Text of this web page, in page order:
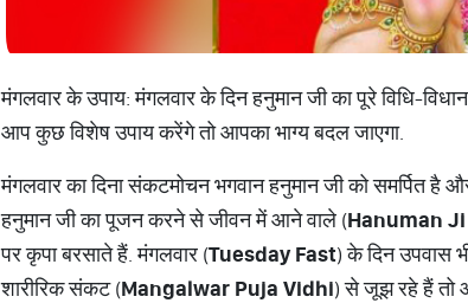
मंगलवार के उपाय: मंगलवार के दिन हनुमान जी का पूरे विधि-
आप कुछ विशेष उपाय करेंगे तो आपका भाग्य बदल जाएगा.
मंगलवार का दिना संकटमोचन भगवान हनुमान जी को समर्पित है
हनुमान जी का पूजन करने से जीवन में आने वाले (Hanuman
पर कृपा बरसाते हैं. मंगलवार (Tuesday Fast) के दिन उपवास
शारीरिक संकट (Mangalwar Puja Vidhi) से जूझ रहे हैं तो